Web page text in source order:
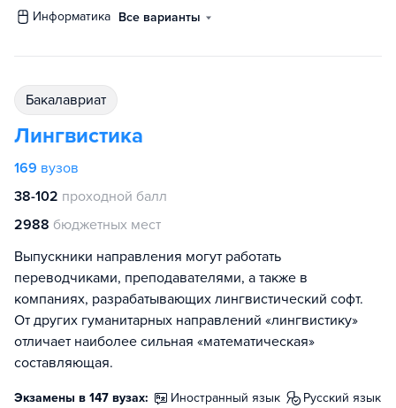
информатика Все варианты
бакалавриат
Лингвистика
169 вузов
38-102 проходной балл
2988 бюджетных мест
Выпускники направления могут работать
переводчиками, преподавателями, а также в
компаниях, разрабатывающих лингвистический софт.
От других гуманитарных направлений «лингвистику»
отличает наиболее сильная «математическая»
составляющая.
Экзамены в 147 вузах: иностранный язык
русский язык